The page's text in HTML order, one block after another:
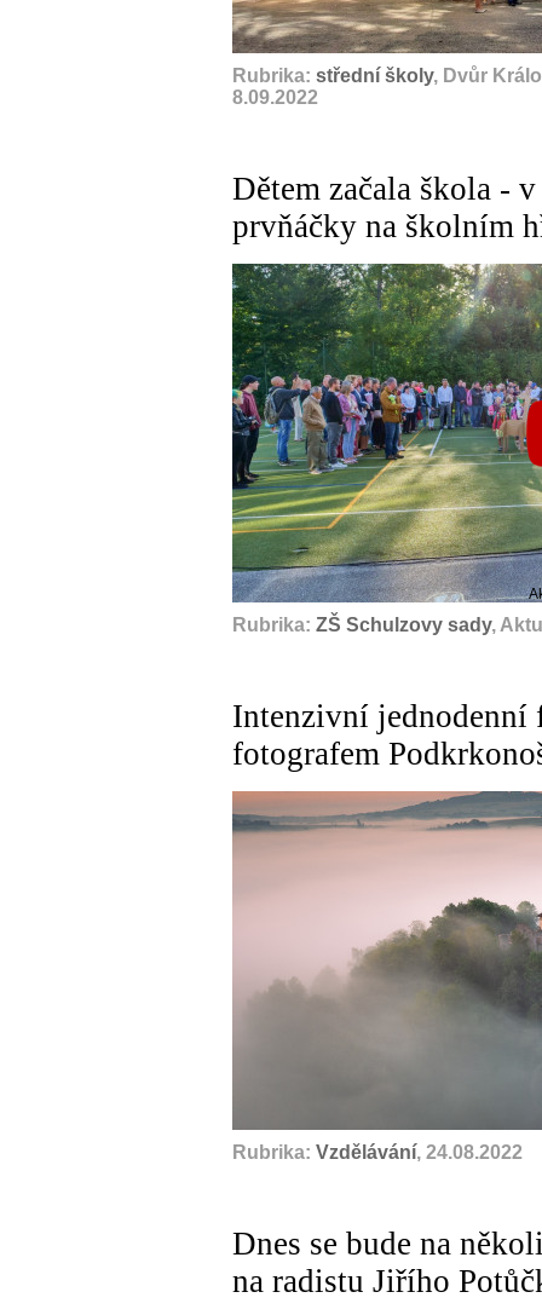
Rubrika: střední školy, Dvůr
8.09.2022
Dětem začala škola -
prvňáčky na školním
Rubrika: ZŠ Schulzovy sady,
Intenzivní jednodenní
fotografem
Rubrika: Vzdělávání, 24.08.2022
Dnes se bude na
na radistu Jiřího